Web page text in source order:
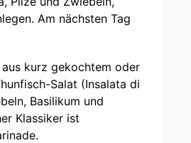
Am nächsten Tag
kurz gekochtem oder
Salat (Insalata di
Basilikum und
Klassiker ist